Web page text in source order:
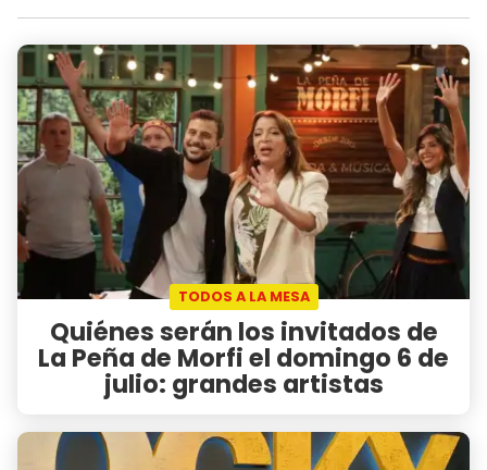
TODOS A LA MESA
Quiénes serán los invitados de
La Peña de Morfi el domingo 6 de
julio: grandes artistas